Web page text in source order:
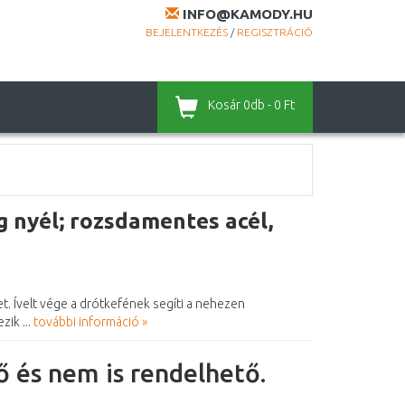
INFO@KAMODY.HU
BEJELENTKEZÉS / REGISZTRÁCIÓ
Kosár 0db - 0 Ft
rozsdamentes acél,
Ívelt vége a drótkefének segíti a nehezen
... további információ »
nem is rendelhető.